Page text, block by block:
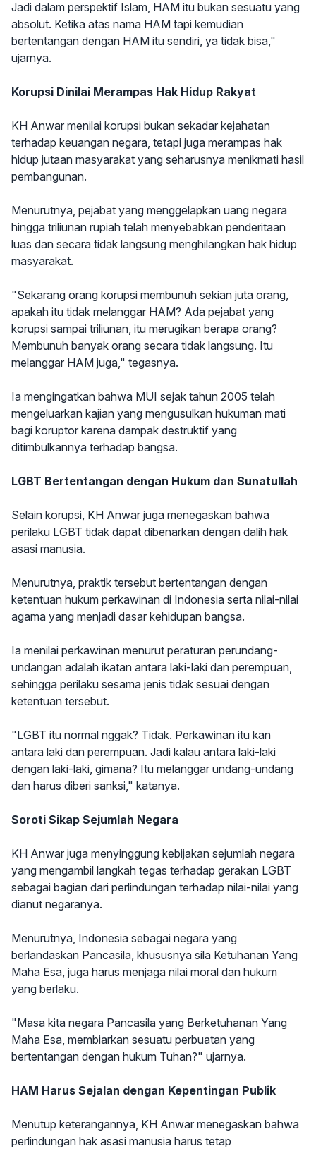
Jadi dalam perspektif Islam, HAM itu bukan sesuatu yang
absolut. Ketika atas nama HAM tapi kemudian
bertentangan dengan HAM itu sendiri, ya tidak bisa,"
ujarnya.
Korupsi Dinilai Merampas Hak Hidup Rakyat
KH Anwar menilai korupsi bukan sekadar kejahatan
terhadap keuangan negara, tetapi juga merampas hak
hidup jutaan masyarakat yang seharusnya menikmati hasil
pembangunan.
Menurutnya, pejabat yang menggelapkan uang negara
hingga triliunan rupiah telah menyebabkan penderitaan
luas dan secara tidak langsung menghilangkan hak hidup
masyarakat.
"Sekarang orang korupsi membunuh sekian juta orang,
apakah itu tidak melanggar HAM? Ada pejabat yang
korupsi sampai triliunan, itu merugikan berapa orang?
Membunuh banyak orang secara tidak langsung. Itu
melanggar HAM juga," tegasnya.
Ia mengingatkan bahwa MUI sejak tahun 2005 telah
mengeluarkan kajian yang mengusulkan hukuman mati
bagi koruptor karena dampak destruktif yang
ditimbulkannya terhadap bangsa.
LGBT Bertentangan dengan Hukum dan Sunatullah
Selain korupsi, KH Anwar juga menegaskan bahwa
perilaku LGBT tidak dapat dibenarkan dengan dalih hak
asasi manusia.
Menurutnya, praktik tersebut bertentangan dengan
ketentuan hukum perkawinan di Indonesia serta nilai-nilai
agama yang menjadi dasar kehidupan bangsa.
Ia menilai perkawinan menurut peraturan perundang-
undangan adalah ikatan antara laki-laki dan perempuan,
sehingga perilaku sesama jenis tidak sesuai dengan
ketentuan tersebut.
"LGBT itu normal nggak? Tidak. Perkawinan itu kan
antara laki dan perempuan. Jadi kalau antara laki-laki
dengan laki-laki, gimana? Itu melanggar undang-undang
dan harus diberi sanksi," katanya.
Soroti Sikap Sejumlah Negara
KH Anwar juga menyinggung kebijakan sejumlah negara
yang mengambil langkah tegas terhadap gerakan LGBT
sebagai bagian dari perlindungan terhadap nilai-nilai yang
dianut negaranya.
Menurutnya, Indonesia sebagai negara yang
berlandaskan Pancasila, khususnya sila Ketuhanan Yang
Maha Esa, juga harus menjaga nilai moral dan hukum
yang berlaku.
"Masa kita negara Pancasila yang Berketuhanan Yang
Maha Esa, membiarkan sesuatu perbuatan yang
bertentangan dengan hukum Tuhan?" ujarnya.
HAM Harus Sejalan dengan Kepentingan Publik
Menutup keterangannya, KH Anwar menegaskan bahwa
perlindungan hak asasi manusia harus tetap